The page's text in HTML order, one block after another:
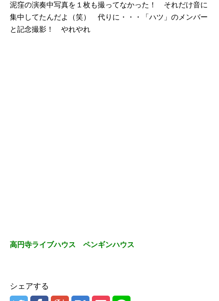
泥窪の演奏中写真を１枚も撮ってなかった！ それだけ音に
集中してたんだよ（笑） 代りに・・・「ハツ」のメンバー
と記念撮影！ やれやれ
高円寺ライブハウス ペンギンハウス
シェアする